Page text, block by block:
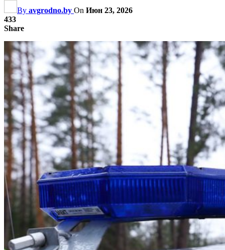
By avgrodno.by On Июн 23, 2026
433
Share